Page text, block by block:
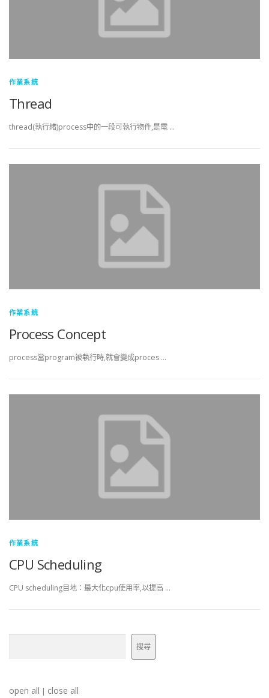
作業系統
Thread
thread(執行緒)process中的一段可執行物件,是電 …
作業系統
Process Concept
process當program被執行時,就會變成proces …
作業系統
CPU Scheduling
CPU scheduling目地：最大化cpu使用率,以提高 …
搜尋
open all | close all